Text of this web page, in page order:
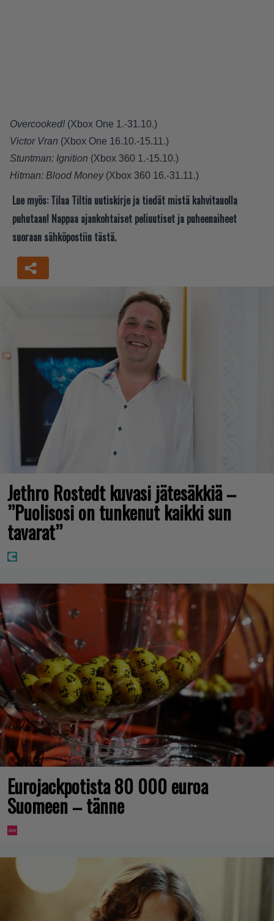
Overcooked! (Xbox One 1.-31.10.)
Victor Vran (Xbox One 16.10.-15.11.)
Stuntman: Ignition (Xbox 360 1.-15.10.)
Hitman: Blood Money(Xbox 360 16.-31.11.)
Lue myös: Tilaa Tiltin uutiskirje ja tiedät mistä kahvitauolla
puhutaan! Nappaa ajankohtaiset peliuutiset ja puheenaiheet
suoraan sähköpostiin tästä.
Jethro Rostedt kuvasi jätesäkkiä –
”Puolisosi on tunkenut kaikki sun
tavarat”
Eurojackpotista 80 000 euroa
Suomeen – tänne